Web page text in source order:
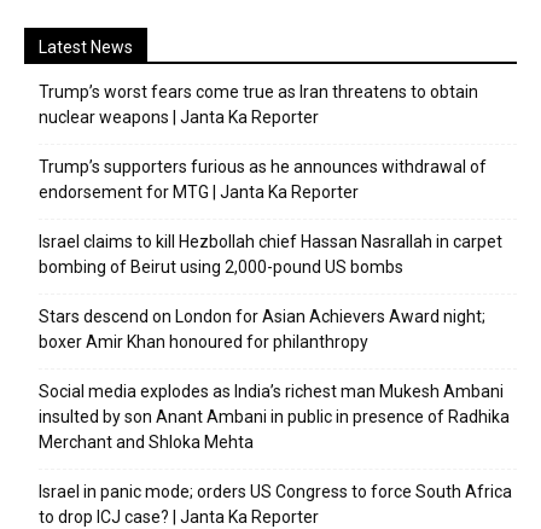
Latest News
Trump’s worst fears come true as Iran threatens to obtain
nuclear weapons | Janta Ka Reporter
Trump’s supporters furious as he announces withdrawal of
endorsement for MTG | Janta Ka Reporter
Israel claims to kill Hezbollah chief Hassan Nasrallah in carpet
bombing of Beirut using 2,000-pound US bombs
Stars descend on London for Asian Achievers Award night;
boxer Amir Khan honoured for philanthropy
Social media explodes as India’s richest man Mukesh Ambani
insulted by son Anant Ambani in public in presence of Radhika
Merchant and Shloka Mehta
Israel in panic mode; orders US Congress to force South Africa
to drop ICJ case? | Janta Ka Reporter